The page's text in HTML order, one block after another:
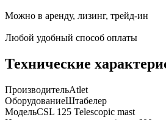
Можно в аренду, лизинг, трейд-ин
Любой удобный способ оплаты
Технические
ПроизводительAtlet
ОборудованиеШтабелер
МодельCSL 125 Telescopic mast